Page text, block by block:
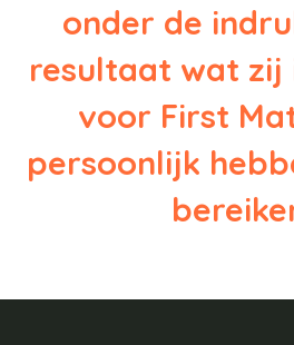
onder de
resultaat wat zij
voor First
persoonlijk